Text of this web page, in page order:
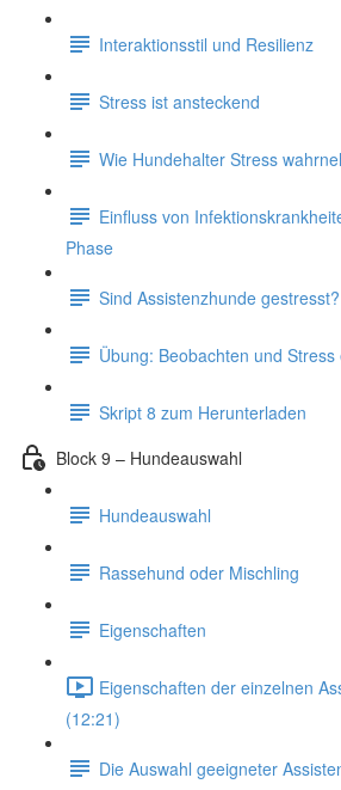
Interaktionsstil und Resilienz
Stress ist ansteckend
Wie Hundehalter Stress
Einfluss von
Phase
Sind Assistenzhunde gestresst?
Übung: Beobachten und Stress
Skript 8 zum Herunterladen
Block 9 – Hundeauswahl
Hundeauswahl
Rassehund oder Mischling
Eigenschaften
Eigenschaften der einzelnen
(12:21)
Die Auswahl geeigneter